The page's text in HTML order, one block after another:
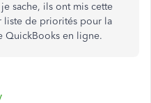
sache, ils ont mis cette
liste de priorités pour la
QuickBooks en ligne.